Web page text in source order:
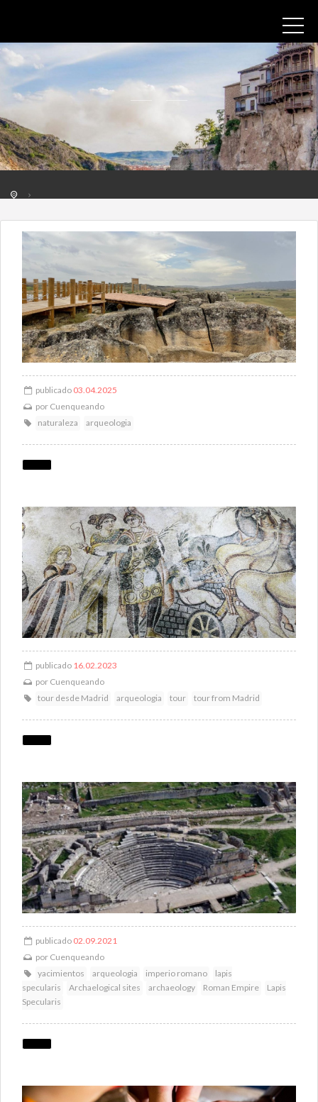
publicado 03.04.2025
por Cuenqueando
naturaleza
arqueologia
publicado 16.02.2023
por Cuenqueando
tour desde Madrid
arqueologia tour tour from Madrid
publicado 02.09.2021
por Cuenqueando
yacimientos
arqueologia imperio romano
lapis
specularis
Archaelogical sites archaeology Roman Empire
Lapis
Specularis